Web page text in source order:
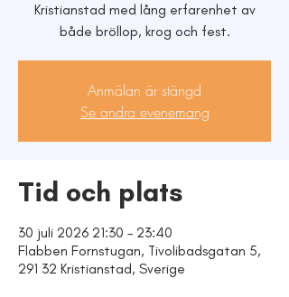
Kristianstad med lång erfarenhet av
både bröllop, krog och fest.
Anmälan är stängd
Se andra evenemang
Tid och plats
30 juli 2026 21:30 – 23:40
Flabben Fornstugan, Tivolibadsgatan 5,
291 32 Kristianstad, Sverige